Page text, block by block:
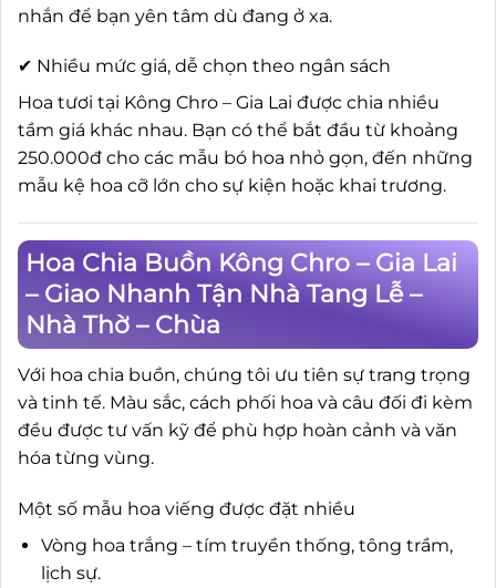
nhắn để bạn yên tâm dù đang ở xa.
✔ Nhiều mức giá, dễ chọn theo ngân sách
Hoa tươi tại Kông Chro – Gia Lai được chia nhiều
tầm giá khác nhau. Bạn có thể bắt đầu từ khoảng
250.000đ cho các mẫu bó hoa nhỏ gọn, đến những
mẫu kệ hoa cỡ lớn cho sự kiện hoặc khai trương.
Hoa Chia Buồn Kông Chro – Gia Lai
– Giao Nhanh Tận Nhà Tang Lễ –
Nhà Thờ – Chùa
Với hoa chia buồn, chúng tôi ưu tiên sự trang trọng
và tinh tế. Màu sắc, cách phối hoa và câu đối đi kèm
đều được tư vấn kỹ để phù hợp hoàn cảnh và văn
hóa từng vùng.
Một số mẫu hoa viếng được đặt nhiều
Vòng hoa trắng – tím truyền thống, tông trầm,
lịch sự.